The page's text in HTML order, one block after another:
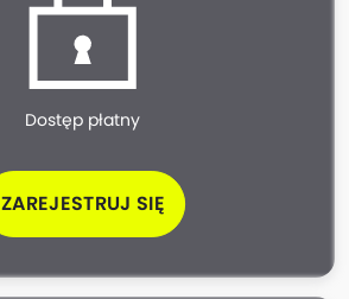
Dostęp płatny
ZAREJESTRUJ SIĘ